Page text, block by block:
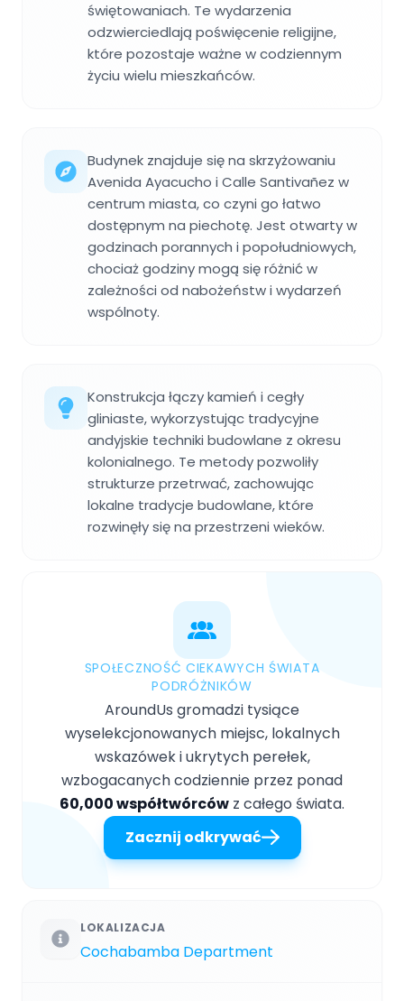
świętowaniach. Te wydarzenia
odzwierciedlają poświęcenie religijne,
które pozostaje ważne w codziennym
życiu wielu mieszkańców.
Budynek znajduje się na skrzyżowaniu
Avenida Ayacucho i Calle Santivañez w
centrum miasta, co czyni go łatwo
dostępnym na piechotę. Jest otwarty w
godzinach porannych i popołudniowych,
chociaż godziny mogą się różnić w
zależności od nabożeństw i wydarzeń
wspólnoty.
Konstrukcja łączy kamień i cegły
gliniaste, wykorzystując tradycyjne
andyjskie techniki budowlane z okresu
kolonialnego. Te metody pozwoliły
strukturze przetrwać, zachowując
lokalne tradycje budowlane, które
rozwinęły się na przestrzeni wieków.
SPOŁECZNOŚĆ CIEKAWYCH ŚWIATA
PODRÓŻNIKÓW
AroundUs gromadzi tysiące
wyselekcjonowanych miejsc, lokalnych
wskazówek i ukrytych perełek,
wzbogacanych codziennie przez ponad
60,000 współtwórców z całego świata.
Zacznij odkrywać
LOKALIZACJA
Cochabamba Department